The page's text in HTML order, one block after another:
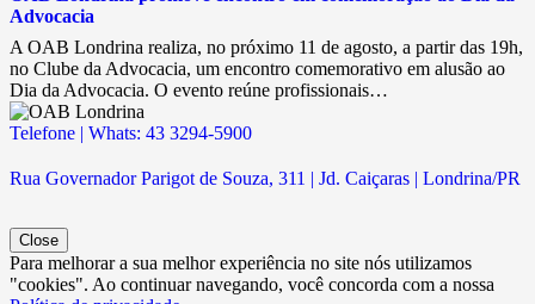
Advocacia
A OAB Londrina realiza, no próximo 11 de agosto, a partir das 19h,
no Clube da Advocacia, um encontro comemorativo em alusão ao
Dia da Advocacia. O evento reúne profissionais…
Telefone | Whats: 43 3294-5900
Rua Governador Parigot de Souza, 311 | Jd. Caiçaras | Londrina/PR
Close
Para melhorar a sua melhor experiência no site nós utilizamos
"cookies". Ao continuar navegando, você concorda com a nossa